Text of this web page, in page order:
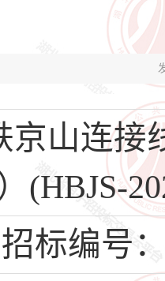
京山连接
(HBJS-
招标编号